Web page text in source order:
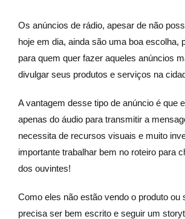
Os anúncios de rádio, apesar de não
hoje em dia, ainda são uma boa escolha,
para quem quer fazer aqueles anúncios
divulgar seus produtos e serviços na
A vantagem desse tipo de anúncio é que
apenas do áudio para transmitir a
necessita de recursos visuais e muito
importante trabalhar bem no roteiro para
dos ouvintes!
Como eles não estão vendo o produto ou
precisa ser bem escrito e seguir um